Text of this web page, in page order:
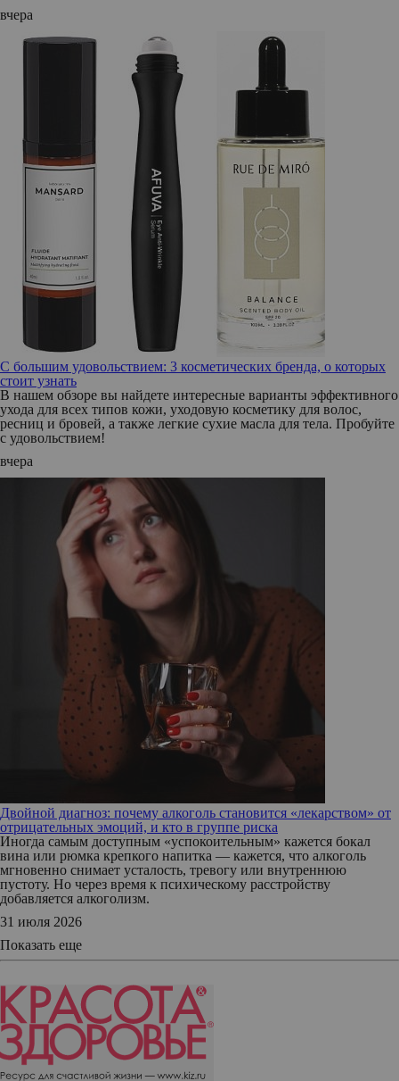
вчера
С большим удовольствием: 3 косметических бренда, о которых
стоит узнать
В нашем обзоре вы найдете интересные варианты эффективного
ухода для всех типов кожи, уходовую косметику для волос,
ресниц и бровей, а также легкие сухие масла для тела. Пробуйте
с удовольствием!
вчера
Двойной диагноз: почему алкоголь становится «лекарством» от
отрицательных эмоций, и кто в группе риска
Иногда самым доступным «успокоительным» кажется бокал
вина или рюмка крепкого напитка — кажется, что алкоголь
мгновенно снимает усталость, тревогу или внутреннюю
пустоту. Но через время к психическому расстройству
добавляется алкоголизм.
31 июля 2026
Показать еще